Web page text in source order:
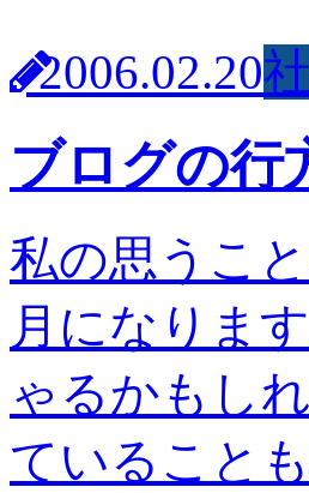
2006.02.20
ブログの行
私の思うこ
月になりま
ゃるかもし
ていること